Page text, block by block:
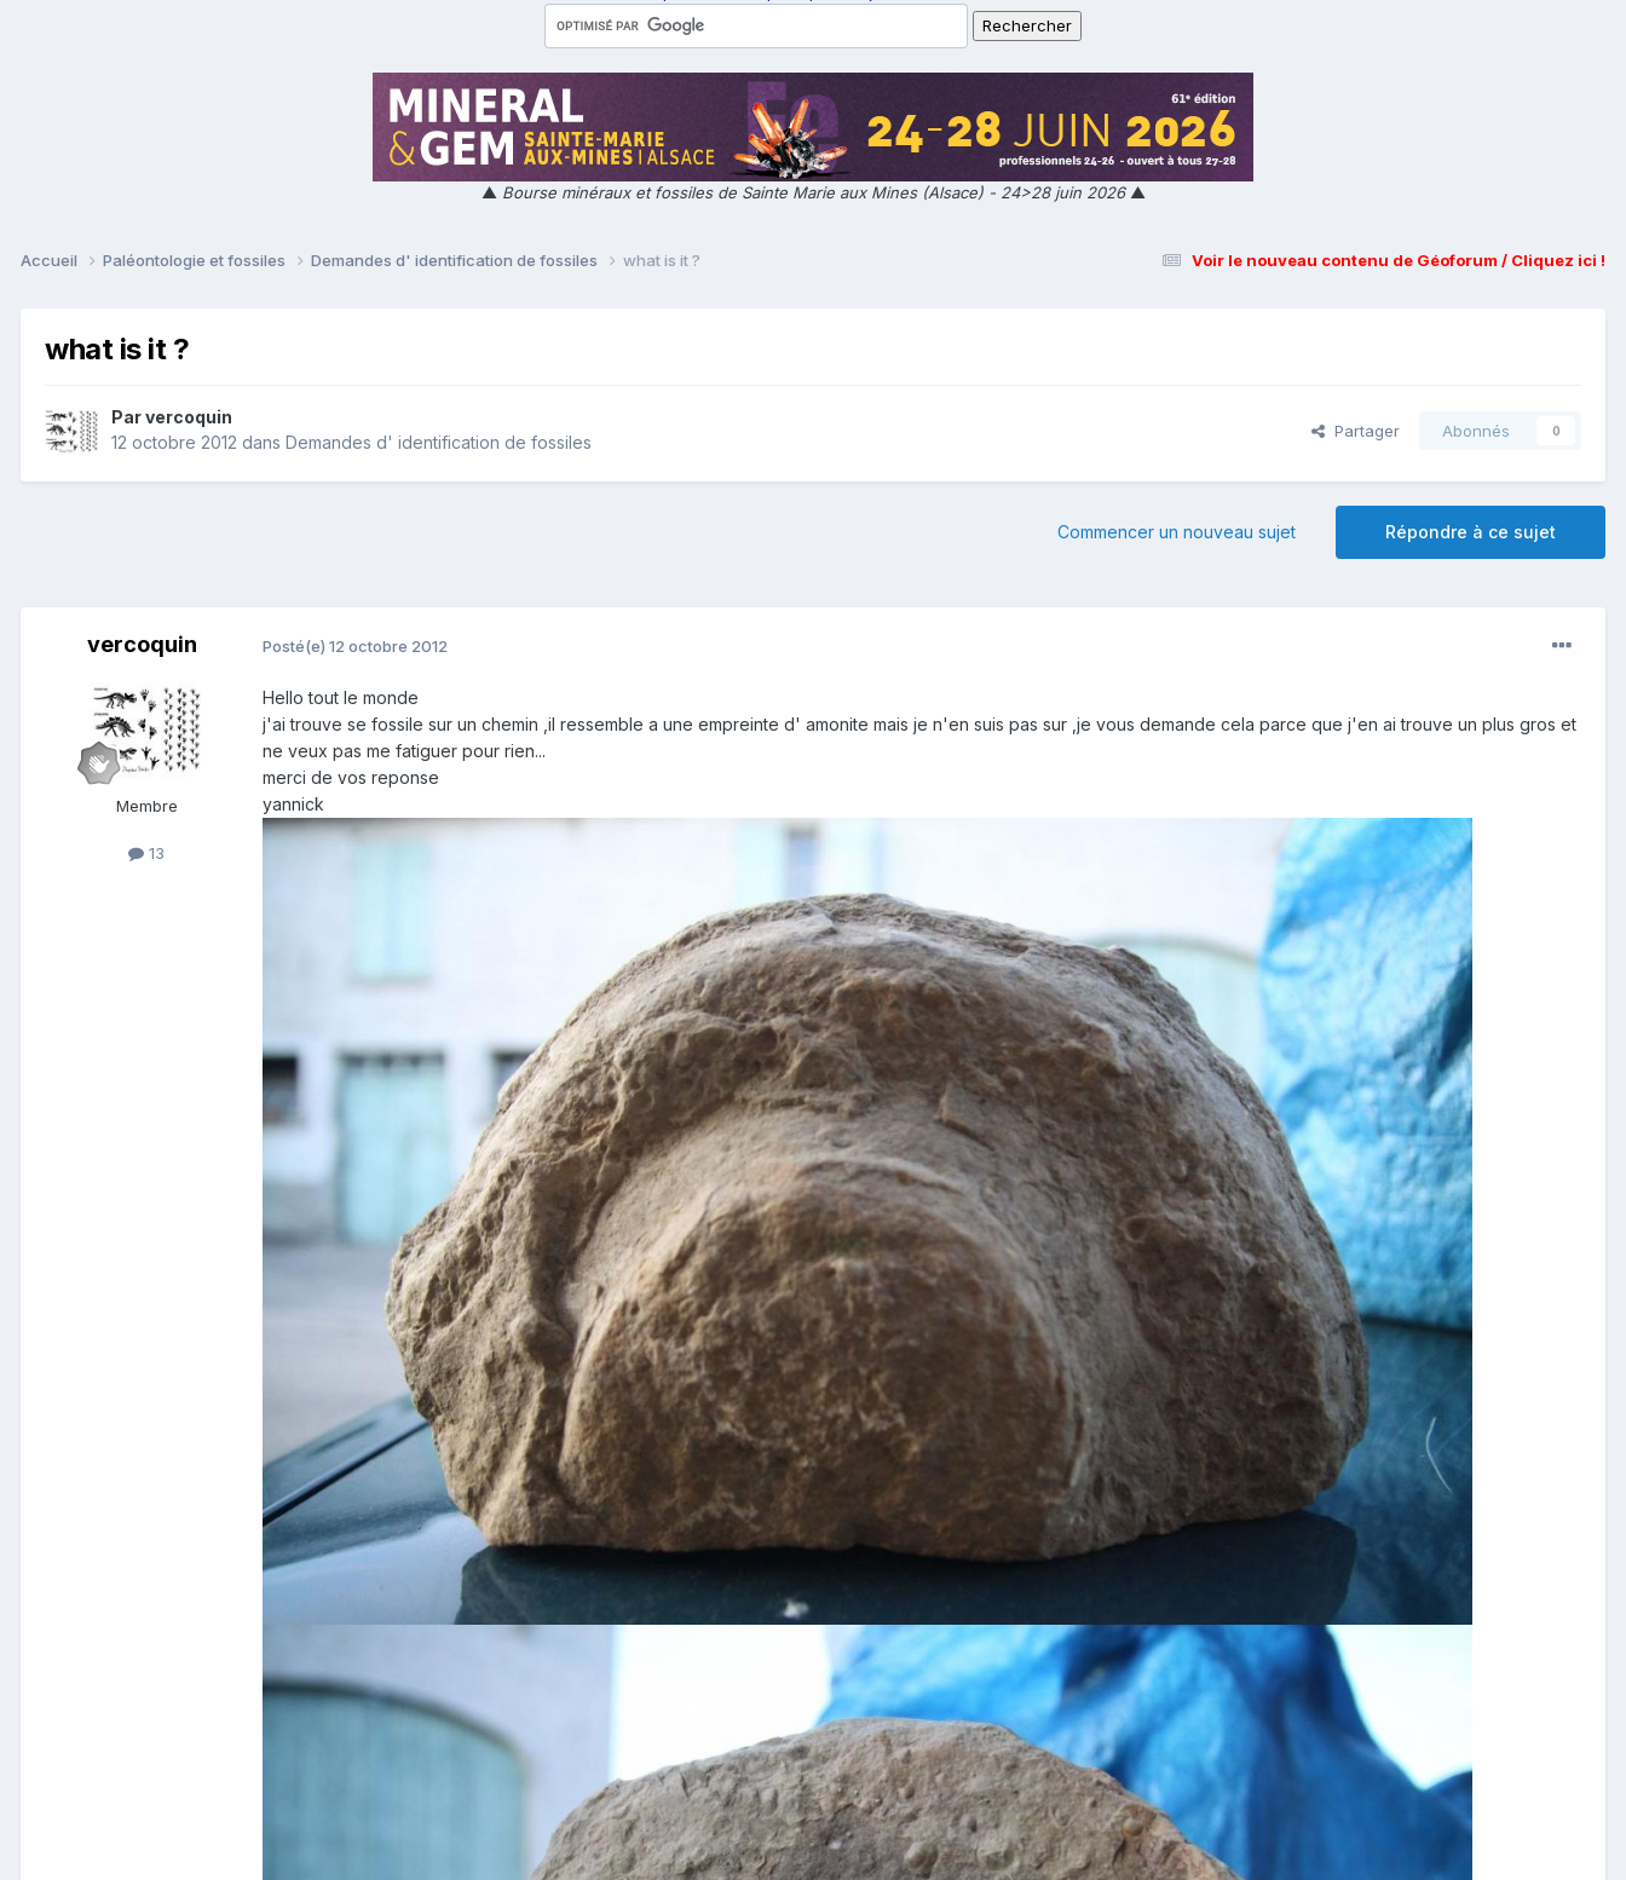
▲ Bourse minéraux et fossiles de Sainte Marie aux Mines (Alsace) - 24>28 juin 2026▲
Voir le nouveau contenu de Géoforum / Cliquez ici !
Accueil Paléontologie et fossiles Demandes d' identification de fossiles what is it ?
what is it ?
Parvercoquin
12 octobre 2012 dans Demandes d' identification de fossiles
Partager Abonnés 0
Répondre à ce sujet
Commencer un nouveau sujet
vercoquin
Membre
13
Posté(e) 12 octobre 2012
Hello tout le monde
j'ai trouve se fossile sur un chemin ,il ressemble a une empreinte d' amonite mais je n'en suis pas sur ,je vous demande cela parce que j'en ai trouve un plus gros et
ne veux pas me fatiguer pour rien...
merci de vos reponse
yannick